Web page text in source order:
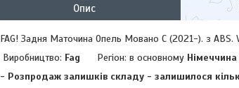
Опис
FAG! Задня Маточина Опель Мовано C (2021-). з ABS.
Виробництво: Fag Регіон: в основному Німеччина
- Розпродаж залишків складу - залишилося